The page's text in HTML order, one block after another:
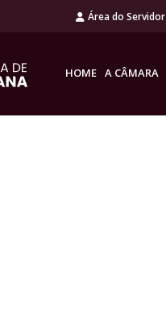
Área do Servidor
HOME A CÂMARA